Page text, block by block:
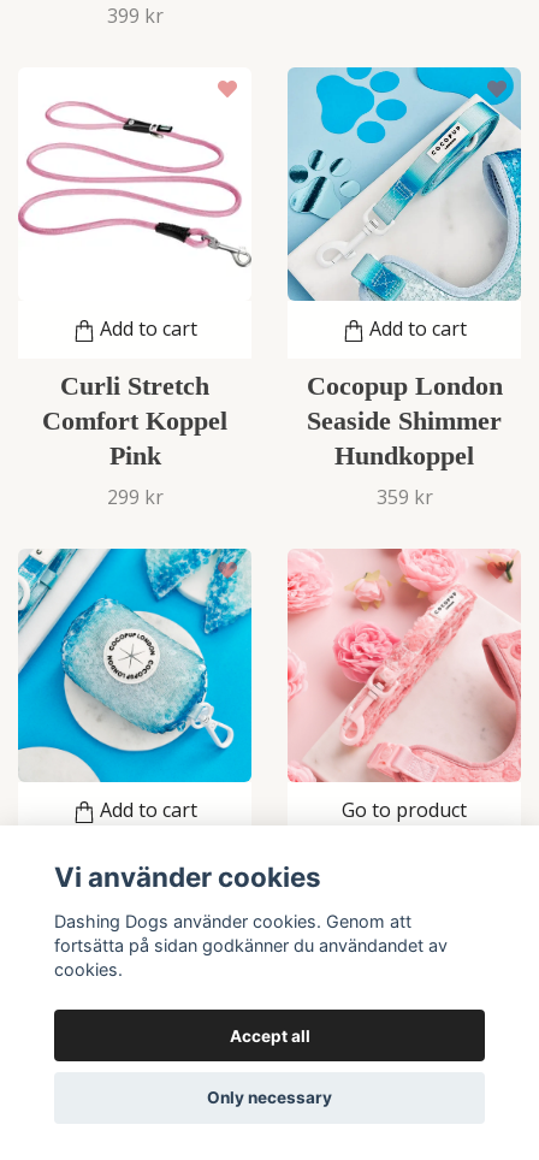
399 kr
Add to cart
Curli Stretch
Comfort Koppel
Pink
299 kr
Add to cart
Cocopup London
Seaside Shimmer
Hundkoppel
359 kr
Add to cart
Cocopup London
Seaside Shimmer
269 kr
Go to product
Cocopup London
Leash
Vi använder cookies
Dashing Dogs använder cookies. Genom att
fortsätta på sidan godkänner du användandet av
cookies.
Accept all
Only necessary